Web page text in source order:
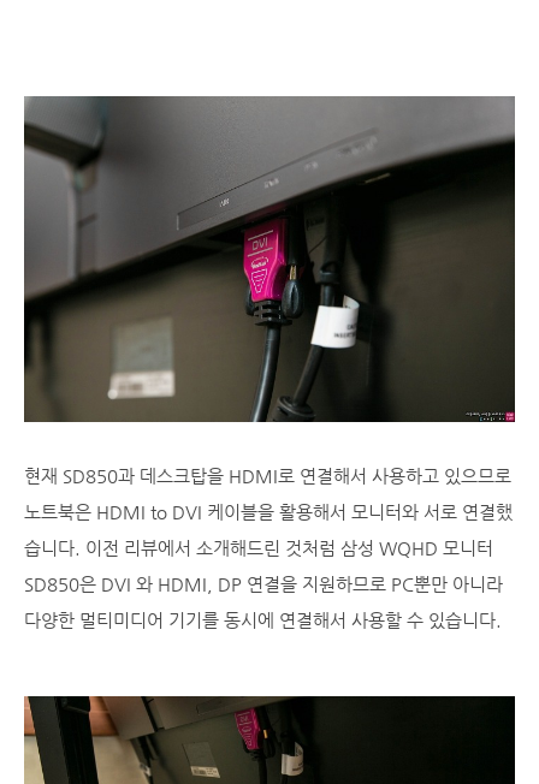
현재 SD850과 데스크탑을 HDMI로 연결해서 사용하고 있으므로
노트북은 HDMI to DVI 케이블을 활용해서 모니터와 서로 연결했
습니다. 이전 리뷰에서 소개해드린 것처럼 삼성 WQHD 모니터
SD850은 DVI 와 HDMI, DP 연결을 지원하므로 PC뿐만 아니라
다양한 멀티미디어 기기를 동시에 연결해서 사용할 수 있습니다.